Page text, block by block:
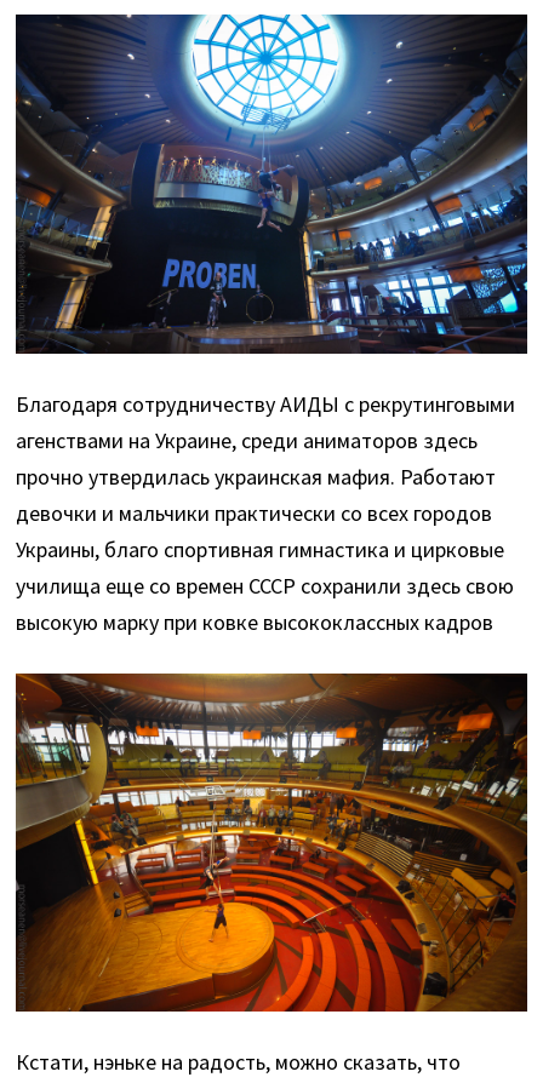
Благодаря сотрудничеству АИДЫ с рекрутинговыми
агенствами на Украине, среди аниматоров здесь
прочно утвердилась украинская мафия. Работают
девочки и мальчики практически со всех городов
Украины, благо спортивная гимнастика и цирковые
училища еще со времен СССР сохранили здесь свою
высокую марку при ковке высококлассных кадров
Кстати, нэньке на радость, можно сказать, что